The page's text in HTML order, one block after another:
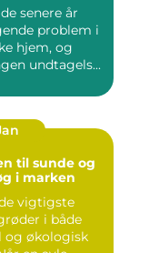
senere år
problem i
hjem, og
undtagels...
i marken
vigtigste
i både
og økologisk